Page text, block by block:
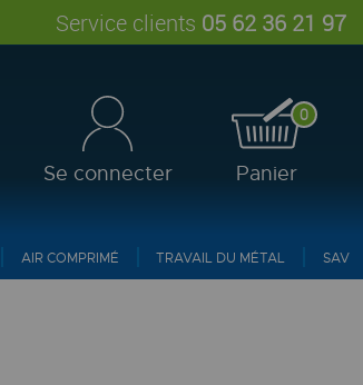
Service clients 05 62 36 21 97
Se connecter
0
Panier
AIR COMPRIMÉ TRAVAIL DU MÉTAL SAV